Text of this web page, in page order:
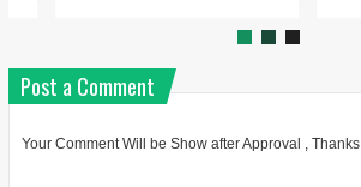
Post a Comment
Your Comment Will be Show after Approval , Thanks